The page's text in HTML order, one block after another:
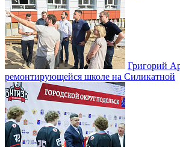
Григорий
ремонтирующейся школе на Силикатной